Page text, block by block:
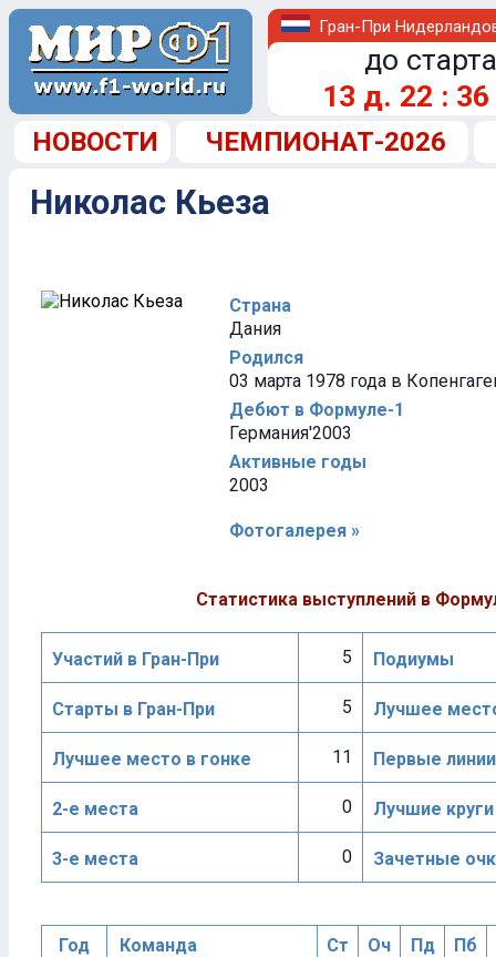
Гран-При
до
13 д. 22 : 36
НОВОСТИ ЧЕМПИОНАТ-2026
Николас Кьеза
Страна
Дания
Родился
03 марта 1978 года в
Дебют в Формуле-1
Германия'2003
Активные годы
2003
Фотогалерея »
Статистика выступлений в
Участий в Гран-При 5 Подиумы
Старты в Гран-При 5 Лучшее
Лучшее место в гонке 11 Первые линии
2-е места 0 Лучшие круги
3-е места 0 Зачетные
Год Команда Ст Оч Пд
Пб